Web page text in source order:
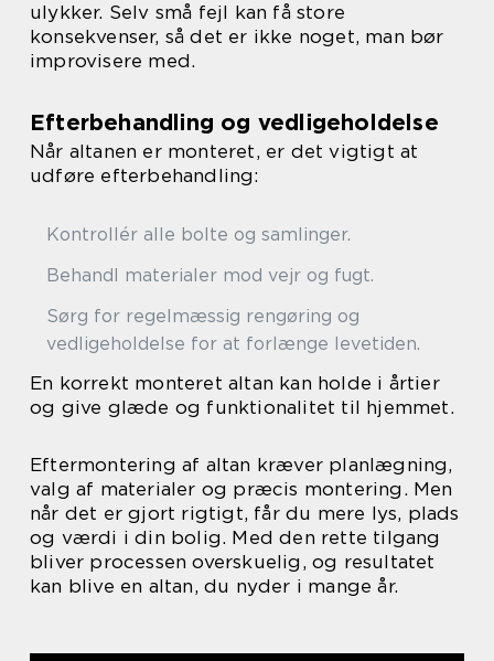
ulykker. Selv små fejl kan få store
konsekvenser, så det er ikke noget, man bør
improvisere med.
Efterbehandling og vedligeholdelse
Når altanen er monteret, er det vigtigt at
udføre efterbehandling:
Kontrollér alle bolte og samlinger.
Behandl materialer mod vejr og fugt.
Sørg for regelmæssig rengøring og
vedligeholdelse for at forlænge levetiden.
En korrekt monteret altan kan holde i årtier
og give glæde og funktionalitet til hjemmet.
Eftermontering af altan kræver planlægning,
valg af materialer og præcis montering. Men
når det er gjort rigtigt, får du mere lys, plads
og værdi i din bolig. Med den rette tilgang
bliver processen overskuelig, og resultatet
kan blive en altan, du nyder i mange år.